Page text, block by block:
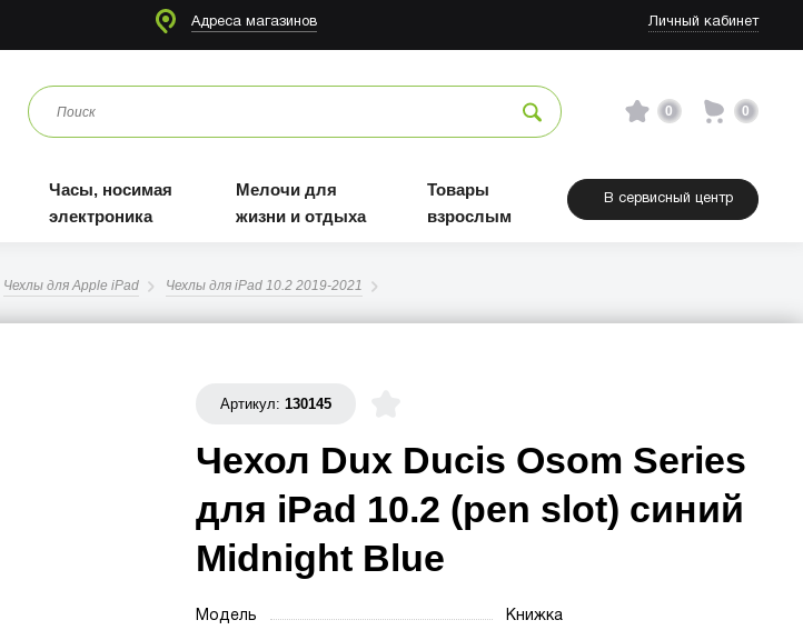
Адреса магазинов Личный кабинет
0 0
Часы, носимая
электроника
Мелочи для
жизни и отдыха
Товары
взрослым
В сервисный центр
Чехлы для Apple iPad Чехлы для iPad 10.2 2019-2021
Артикул:130145
Чехол Dux Ducis Osom Series
для iPad 10.2 (pen slot) синий
Midnight Blue
Модель Книжка